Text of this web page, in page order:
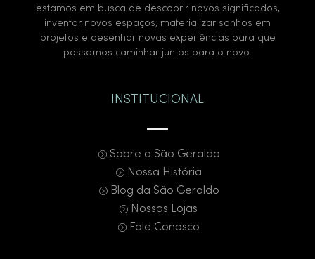
estamos em busca de descobrir novos significados,
inventar novos espaços, materializar sonhos em
projetos e desenhar novas experiências para que
possamos caminhar juntos para o novo.
INSTITUCIONAL
Sobre a São Geraldo
Nossa História
Blog da São Geraldo
Nossas Lojas
Fale Conosco